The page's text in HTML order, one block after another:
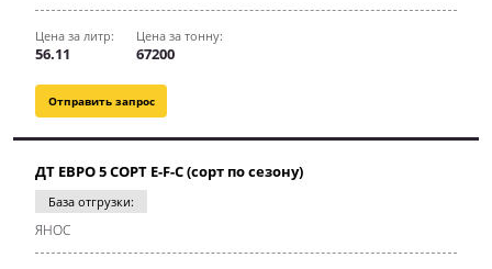
Отправить запрос
Цена за литр:
56.11
Цена за тонну:
67200
ДТ ЕВРО 5 СОРТ E-F-C (сорт по сезону)
База отгрузки:
ЯНОС